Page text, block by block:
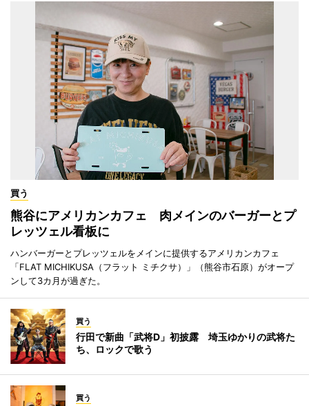
買う
熊谷にアメリカンカフェ 肉メインのバーガーとプ
レッツェル看板に
ハンバーガーとプレッツェルをメインに提供するアメリカンカフェ
「FLAT MICHIKUSA（フラット ミチクサ）」（熊谷市石原）がオープ
ンして3カ月が過ぎた。
買う
行田で新曲「武将D」初披露 埼玉ゆかりの武将た
ち、ロックで歌う
買う